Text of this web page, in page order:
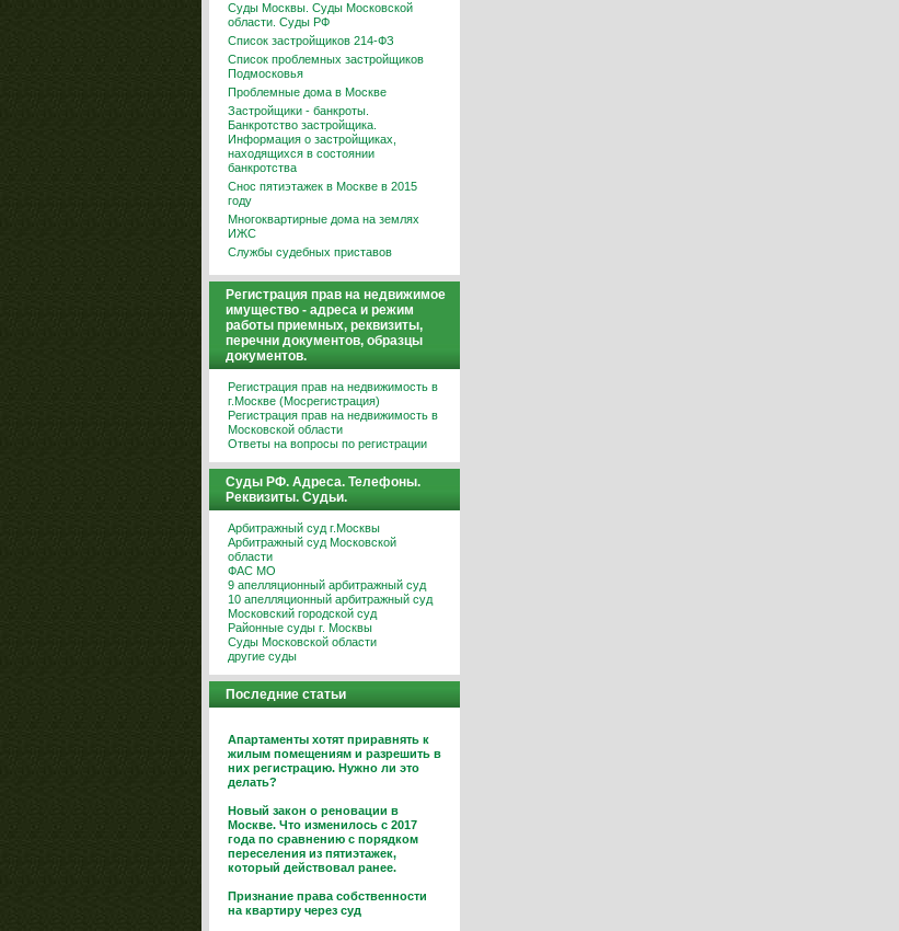
Суды Москвы. Суды Московской
области. Суды РФ
Список застройщиков 214-ФЗ
Список проблемных застройщиков
Подмосковья
Проблемные дома в Москве
Застройщики - банкроты.
Банкротство застройщика.
Информация о застройщиках,
находящихся в состоянии
банкротства
Снос пятиэтажек в Москве в 2015
году
Многоквартирные дома на землях
ИЖС
Службы судебных приставов
Регистрация прав на недвижимое
имущество - адреса и режим
работы приемных, реквизиты,
перечни документов, образцы
документов.
Регистрация прав на недвижимость в
г.Москве (Мосрегистрация)
Регистрация прав на недвижимость в
Московской области
Ответы на вопросы по регистрации
Суды РФ. Адреса. Телефоны.
Реквизиты. Судьи.
Арбитражный суд г.Москвы
Арбитражный суд Московской
области
ФАС МО
9 апелляционный арбитражный суд
10 апелляционный арбитражный суд
Московский городской суд
Районные суды г. Москвы
Суды Московской области
другие суды
Последние статьи
Апартаменты хотят приравнять к
жилым помещениям и разрешить в
них регистрацию. Нужно ли это
делать?
Новый закон о реновации в
Москве. Что изменилось с 2017
года по сравнению с порядком
переселения из пятиэтажек,
который действовал ранее.
Признание права собственности
на квартиру через суд